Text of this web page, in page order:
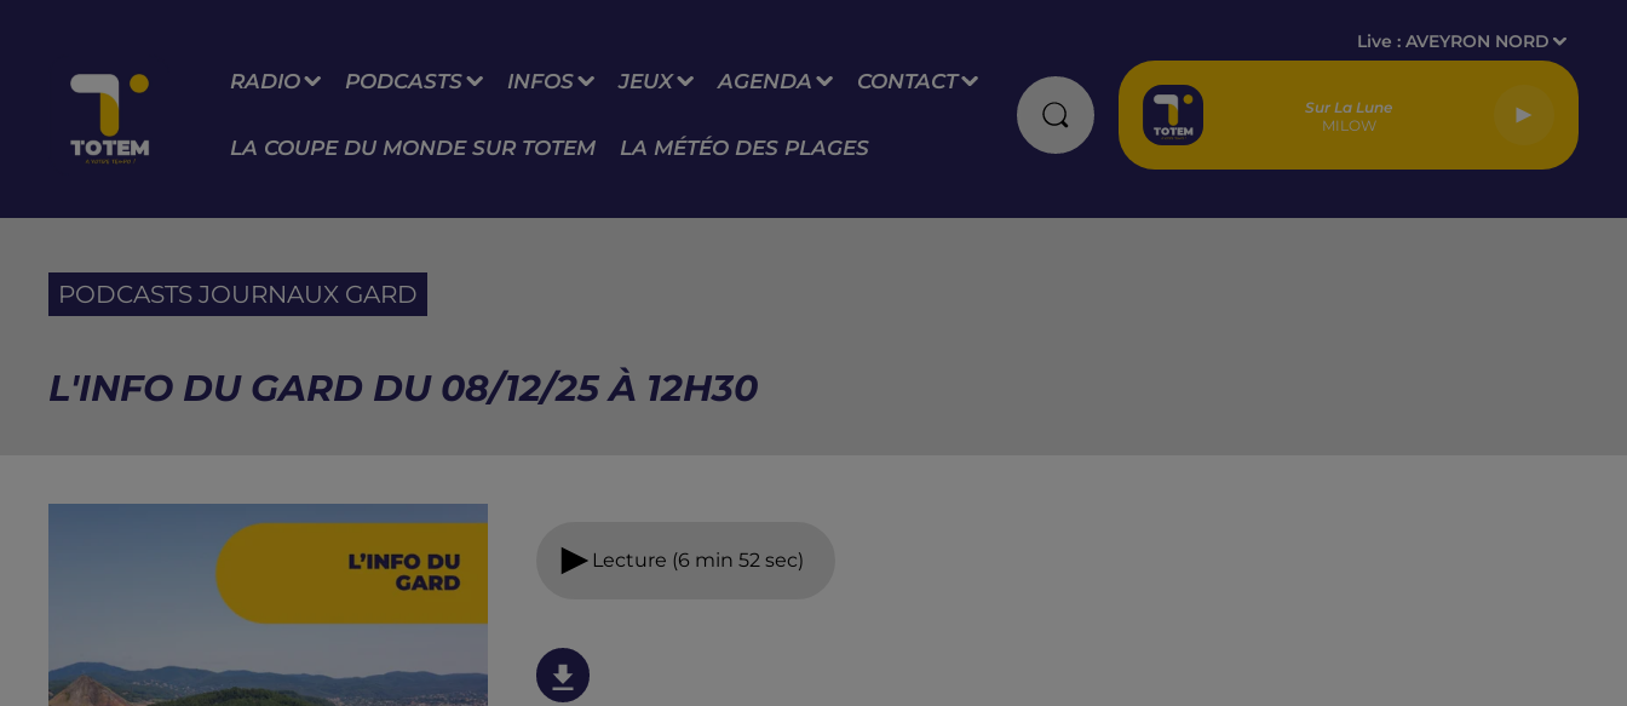
RADIO PODCASTS INFOS JEUX AGENDA CONTACT
LA COUPE DU MONDE SUR TOTEM LA MÉTÉO DES PLAGES
Live :AVEYRON NORD
Sur La Lune
MILOW
PODCASTS JOURNAUX GARD
L'INFO DU GARD DU 08/12/25 À 12H30
Lecture (6 min 52 sec)